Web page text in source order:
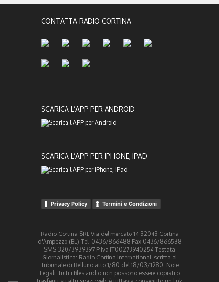
CONTATTA RADIO CORTINA
SCARICA L’APP PER ANDROID
SCARICA L’APP PER IPHONE, IPAD
Privacy Policy Termini e Condizioni
Radio Cortina SRL Via del mercato 14 32043 Cortina
d'Ampezzo (BL) Tel. 0436/866488 Fax 0436/866588
SMS 320/3939397 P.Iva IT00273940254 Testata
Giornalistica: Radio Cortina International Iscritta al
Tribunale di Belluno atto 1/80 del 18/03/1980. Note
Legali: tutti i files audio non possono essere copiati o